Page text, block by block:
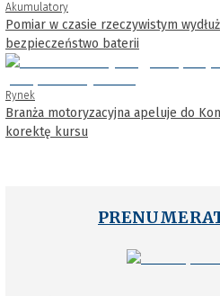
Akumulatory
Pomiar w czasie rzeczywistym
bezpieczeństwo baterii
Rynek
Branża motoryzacyjna apeluje do
korektę kursu